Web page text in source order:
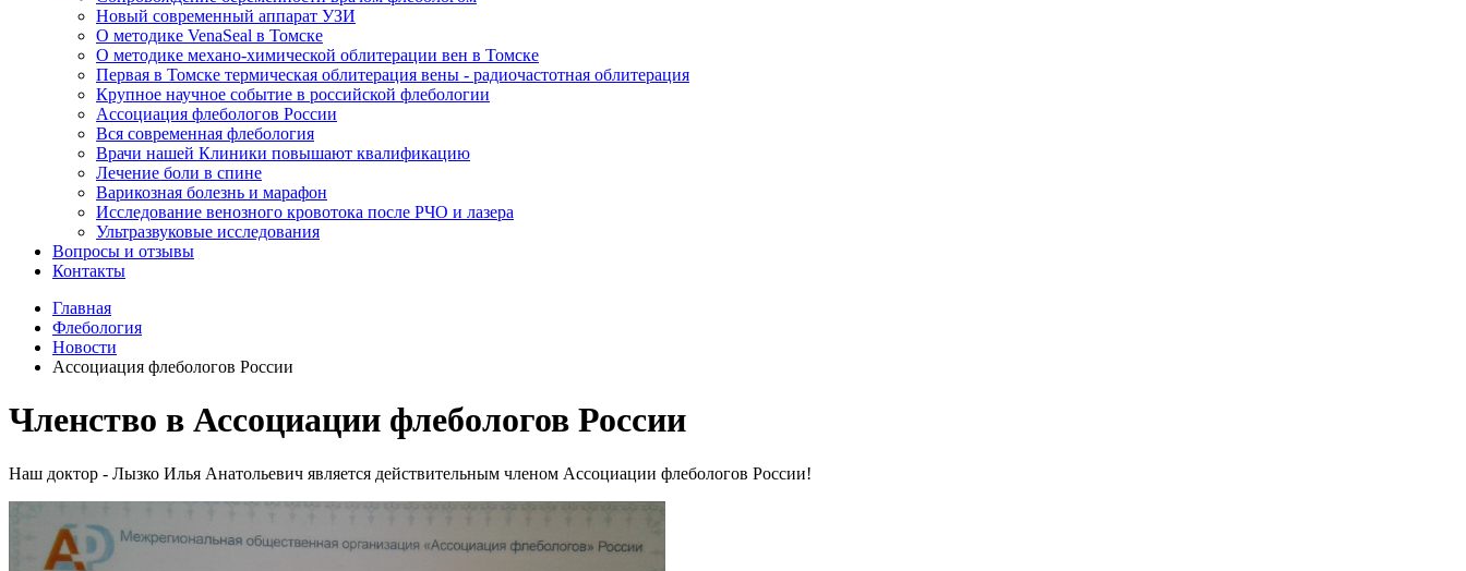
Новый современный аппарат УЗИ
О методике VenaSeal в Томске
О методике механо-химической облитерации вен в Томске
Первая в Томске термическая облитерация вены - радиочастотная облитерация
Крупное научное событие в российской флебологии
Ассоциация флебологов России
Вся современная флебология
Врачи нашей Клиники повышают квалификацию
Лечение боли в спине
Варикозная болезнь и марафон
Исследование венозного кровотока после РЧО и лазера
Ультразвуковые исследования
Вопросы и отзывы
Контакты
Главная
Флебология
Новости
Ассоциация флебологов России
Членство в Ассоциации флебологов России
Наш доктор - Лызко Илья Анатольевич является действительным членом Ассоциации флебологов России!